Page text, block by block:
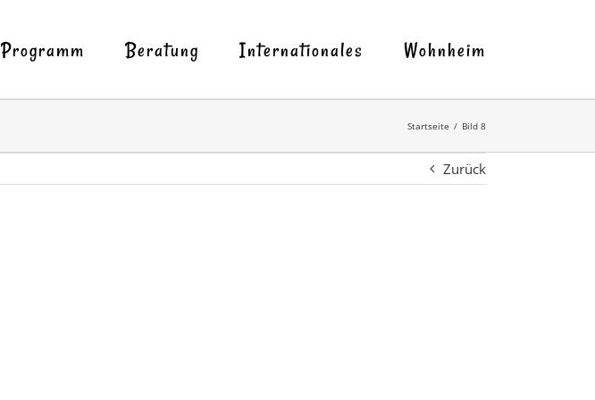
Programm Beratung Internationales Wohnheim
Startseite Bild 8
Zurück